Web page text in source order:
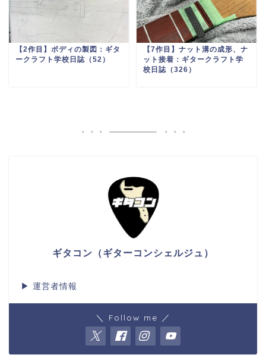
【2作目】ボディの製図：ギタ
ークラフト学校日誌（52）
【7作目】ナット溝の成形、ナ
ット接着：ギタークラフト学
校日誌（326）
ギタコン（ギターコンシェルジュ）
▶ 運営者情報
＼ Follow me ／